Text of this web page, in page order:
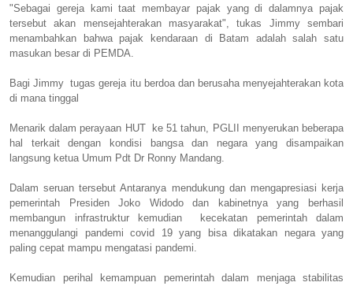
"Sebagai gereja kami taat membayar pajak yang di dalamnya pajak
tersebut akan mensejahterakan masyarakat", tukas Jimmy sembari
menambahkan bahwa pajak kendaraan di Batam adalah salah satu
masukan besar di PEMDA.
Bagi Jimmy tugas gereja itu berdoa dan berusaha menyejahterakan kota
di mana tinggal
Menarik dalam perayaan HUT ke 51 tahun, PGLII menyerukan beberapa
hal terkait dengan kondisi bangsa dan negara yang disampaikan
langsung ketua Umum Pdt Dr Ronny Mandang.
Dalam seruan tersebut Antaranya mendukung dan mengapresiasi kerja
pemerintah Presiden Joko Widodo dan kabinetnya yang berhasil
membangun infrastruktur kemudian kecekatan pemerintah dalam
menanggulangi pandemi covid 19 yang bisa dikatakan negara yang
paling cepat mampu mengatasi pandemi.
Kemudian perihal kemampuan pemerintah dalam menjaga stabilitas